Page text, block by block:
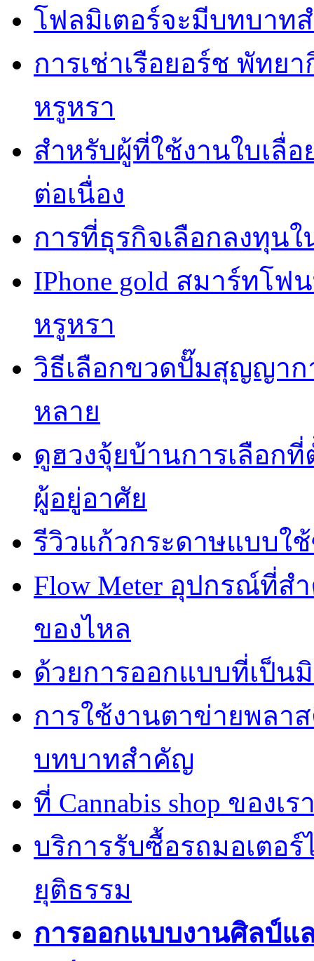
โฟลมิเตอร์จะมีบทบา
การเช่าเรือยอร์ช พัทย
หรูหรา
สำหรับผู้ที่ใช้งานใบเลื่
ต่อเนื่อง
การที่ธุรกิจเลือกลงทุน
IPhone gold สมาร์ทโ
หรูหรา
วิธีเลือกขวดปั๊มสุญญาก
หลาย
ดูฮวงจุ้ยบ้านการเลือก
ผู้อยู่อาศัย
รีวิวแก้วกระดาษแบบใ
Flow Meter อุปกรณ์ที่ส
ของไหล
ด้วยการออกแบบที่เป็นมิ
การใช้งานตาข่ายพลา
บทบาทสำคัญ
ที่ Cannabis shop ของ
บริการรับซื้อรถมอเตอ
ยุติธรรม
การออกแบบงานศิลป์แ